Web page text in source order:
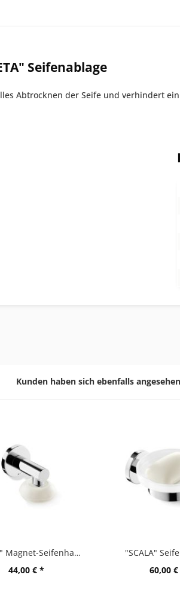
Seifenablage
Abtrocknen der Seife und verhindert
Kunden haben sich ebenfalls angesehen
"SCALA" Magnet-Seifenhalter, hochglänzend
44,00 € *
"SCALA"
60,00